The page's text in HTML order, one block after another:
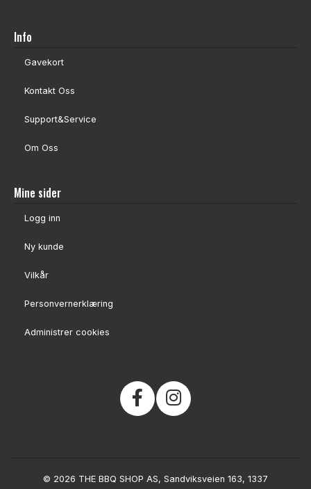
Info
Gavekort
Kontakt Oss
Support&Service
Om Oss
Mine sider
Logg inn
Ny kunde
Vilkår
Personvernerklæring
Administrer cookies
© 2026 THE BBQ SHOP AS, Sandviksveien 163, 1337